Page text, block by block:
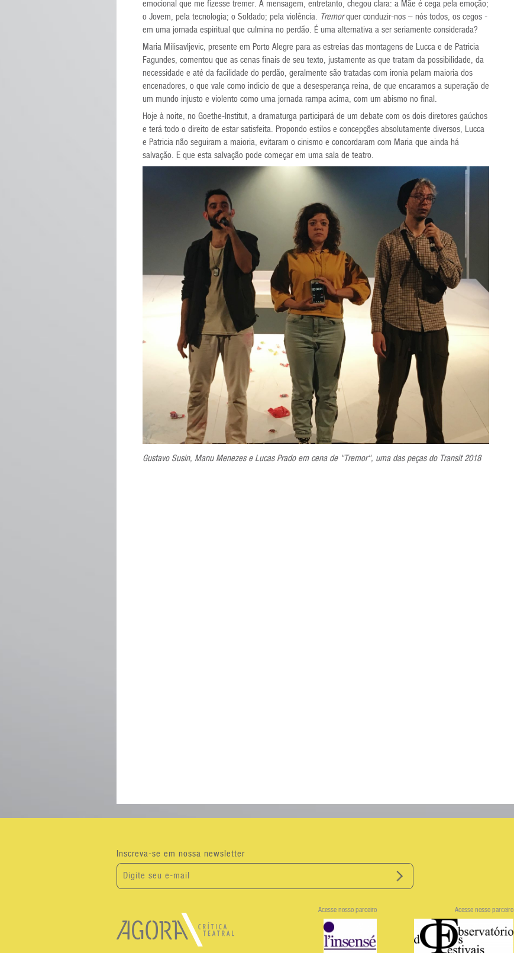
emocional que me fizesse tremer. A mensagem, entretanto, chegou clara: a Mãe é cega pela emoção;
o Jovem, pela tecnologia; o Soldado; pela violência.
Tremorquer conduzir-nos – nós todos, os cegos -
em uma jornada espiritual que culmina no perdão. É uma alternativa a ser seriamente considerada?
Maria Milisavljevic, presente em Porto Alegre para as estreias das montagens de Lucca e de Patricia
Fagundes, comentou que as cenas finais de seu texto, justamente as que tratam da possibilidade, da
necessidade e até da facilidade do perdão, geralmente são tratadas com ironia pelam maioria dos
encenadores, o que vale como indicio de que a desesperança reina, de que encaramos a superação de
um mundo injusto e violento como uma jornada rampa acima, com um abismo no final.
Hoje à noite, no Goethe-Institut, a dramaturga participará de um debate com os dois diretores gaúchos
e terá todo o direito de estar satisfeita. Propondo estilos e concepções absolutamente diversos, Lucca
e Patricia não seguiram a maioria, evitaram o cinismo e concordaram com Maria que ainda há
salvação. E que esta salvação pode começar em uma sala de teatro.
Gustavo Susin, Manu Menezes e Lucas Prado em cena de "Tremor", uma das peças do Transit 2018
Inscreva-se em nossa newsletter
Acesse nosso parceiro Acesse nosso parceiro